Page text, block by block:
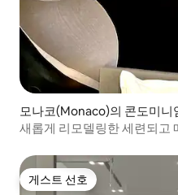
모나코(Monaco)의 콘도미니
새롭게 리모델링한 세련되고
게스트 선호
게스트 선호